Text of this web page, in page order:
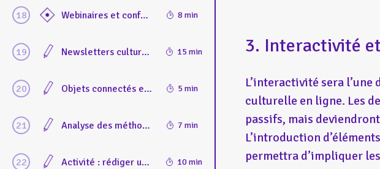
3. Interactivité
L’interactivité sera
culturelle en ligne. Les
passifs, mais
L’introduction
permettra d’impliquer
Webinaires et conférences en ligne : bonnes pratiques pour organiser des événements virtuels engageants 8 min
Newsletters culturelles pour des publics à distance : les stratégies pour construire des newsletters efficaces permettant d’informer et d’impliquer des publics éloignés 15 min
Objets connectés et the Internet of Things (IoT) dans la médiation hors-les-murs 5 min
Analyse des méthodes et outils utilisés pour l'engagement des publics et leur impact 7 min
Activité : rédiger une newsletter engageante et accessible à destination des publics en ligne d’un musée 10 min